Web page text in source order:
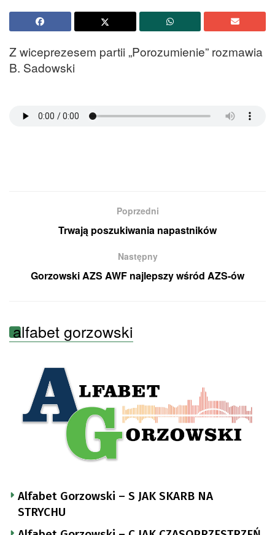
Z wiceprezesem partii „Porozumienie” rozmawia
B. Sadowski
Poprzedni
Trwają poszukiwania napastników
Następny
Gorzowski AZS AWF najlepszy wśród AZS-ów
alfabet gorzowski
Alfabet Gorzowski – S JAK SKARB NA
STRYCHU